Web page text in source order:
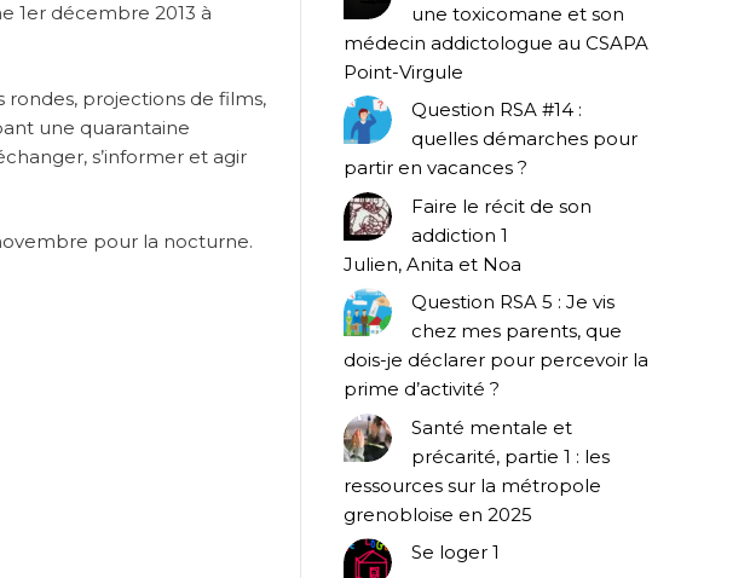
1er décembre 2013 à
rondes, projections de films,
une quarantaine
s’informer et agir
pour la nocturne.
une toxicomane et son
médecin addictologue au CSAPA
Point-Virgule
Question RSA #14 :
quelles démarches pour
partir en vacances ?
Faire le récit de son
addiction 1
Julien, Anita et Noa
Question RSA 5 : Je vis
chez mes parents, que
dois-je déclarer pour percevoir la
prime d’activité ?
Santé mentale et
précarité, partie 1 : les
ressources sur la métropole
grenobloise en 2025
Se loger 1